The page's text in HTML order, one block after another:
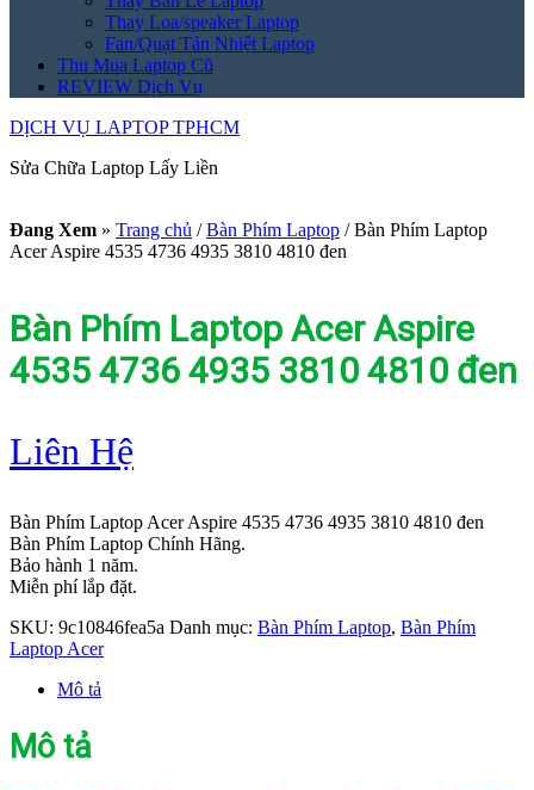
Thay Loa/speaker Laptop
Fan/Quạt Tản Nhiệt Laptop
Thu Mua Laptop Cũ
REVIEW Dịch Vụ
DỊCH VỤ LAPTOP TPHCM
Sửa Chữa Laptop Lấy Liền
Đang Xem » Trang chủ / Bàn Phím Laptop /Bàn Phím Laptop
Acer Aspire 4535 4736 4935 3810 4810 đen
Bàn Phím Laptop Acer Aspire
4535 4736 4935 3810 4810 đen
Liên Hệ
Bàn Phím Laptop Acer Aspire 4535 4736 4935 3810 4810 đen
Bàn Phím Laptop Chính Hãng.
Bảo hành 1 năm.
Miễn phí lắp đặt.
SKU: 9c10846fea5a Danh mục: Bàn Phím Laptop, Bàn Phím
Laptop Acer
Mô tả
Mô tả